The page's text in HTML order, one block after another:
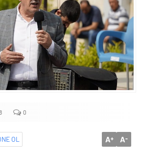
büyük siber risklerle karşı karşıya
0
OL A+ A-